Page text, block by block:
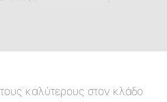
καλύτερους στον κλάδο